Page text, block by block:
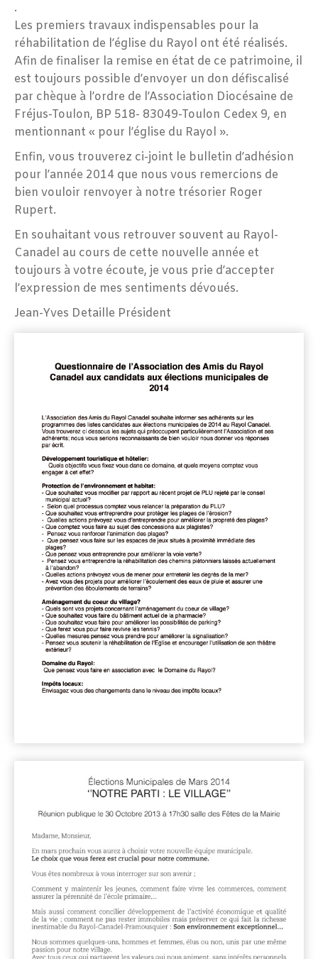
.
Les premiers travaux indispensables pour la
réhabilitation de l’église du Rayol ont été réalisés.
Afin de finaliser la remise en état de ce patrimoine, il
est toujours possible d’envoyer un don défiscalisé
par chèque à l’ordre de l’Association Diocésaine de
Fréjus-Toulon, BP 518- 83049-Toulon Cedex 9, en
mentionnant « pour l’église du Rayol ».
Enfin, vous trouverez ci-joint le bulletin d’adhésion
pour l’année 2014 que nous vous remercions de
bien vouloir renvoyer à notre trésorier Roger
Rupert.
En souhaitant vous retrouver souvent au Rayol-
Canadel au cours de cette nouvelle année et
toujours à votre écoute, je vous prie d’accepter
l’expression de mes sentiments dévoués.
Jean-Yves Detaille Président